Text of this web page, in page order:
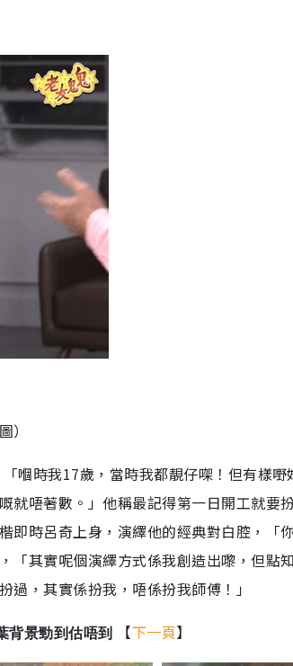
嗰時我17歲，當時我都靚仔㗎！但有樣嘢
就唔著數。」他稱最記得第一日開工就要
即時呂奇上身，演繹他的經典對白腔，「
「其實呢個演繹方式係我創造出嚟，但點
，其實係扮我，唔係扮我師傅！」
背景勁到估唔到 【下一頁】